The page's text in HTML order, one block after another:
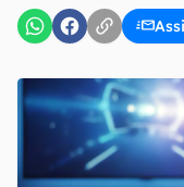
Confirmo que li,
Uso e Política de